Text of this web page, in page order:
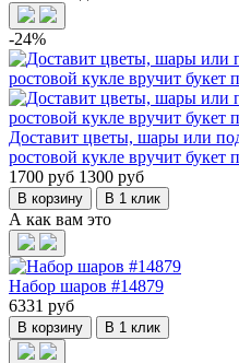
-24%
Доставит цветы, шары или
ростовой кукле вручит букет
1700 руб 1300 руб
В корзину В 1 клик
А как вам это
Набор шаров #14879
6331 руб
В корзину В 1 клик